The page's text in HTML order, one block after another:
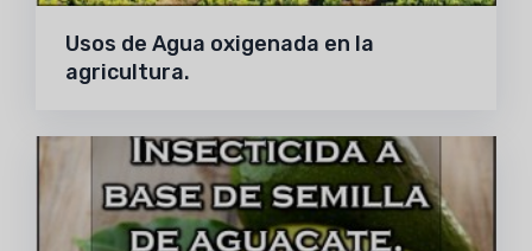
Usos de Agua oxigenada en la
agricultura.